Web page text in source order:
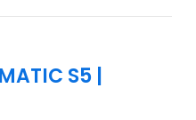
S5 |